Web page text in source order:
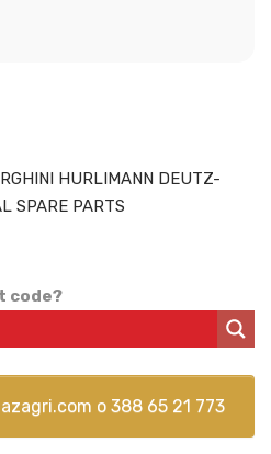
HURLIMANN DEUTZ-
SPARE PARTS
code?
o 388 65 21 773